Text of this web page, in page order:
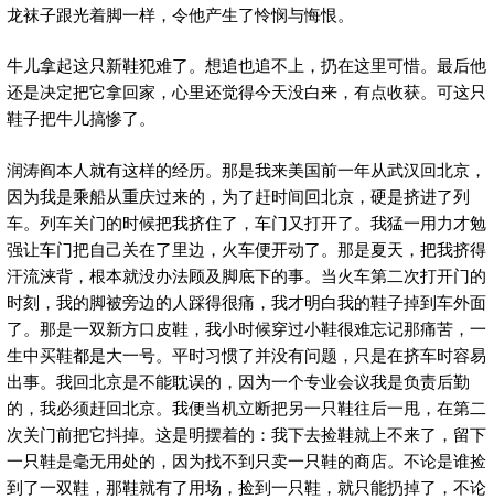
龙袜子跟光着脚一样，令他产生了怜悯与悔恨。
牛儿拿起这只新鞋犯难了。想追也追不上，扔在这里可惜。最后他
还是决定把它拿回家，心里还觉得今天没白来，有点收获。可这只
鞋子把牛儿搞惨了。
润涛阎本人就有这样的经历。那是我来美国前一年从武汉回北京，
因为我是乘船从重庆过来的，为了赶时间回北京，硬是挤进了列
车。列车关门的时候把我挤住了，车门又打开了。我猛一用力才勉
强让车门把自己关在了里边，火车便开动了。那是夏天，把我挤得
汗流浃背，根本就没办法顾及脚底下的事。当火车第二次打开门的
时刻，我的脚被旁边的人踩得很痛，我才明白我的鞋子掉到车外面
了。那是一双新方口皮鞋，我小时候穿过小鞋很难忘记那痛苦，一
生中买鞋都是大一号。平时习惯了并没有问题，只是在挤车时容易
出事。我回北京是不能耽误的，因为一个专业会议我是负责后勤
的，我必须赶回北京。我便当机立断把另一只鞋往后一甩，在第二
次关门前把它抖掉。这是明摆着的：我下去捡鞋就上不来了，留下
一只鞋是毫无用处的，因为找不到只卖一只鞋的商店。不论是谁捡
到了一双鞋，那鞋就有了用场，捡到一只鞋，就只能扔掉了，不论